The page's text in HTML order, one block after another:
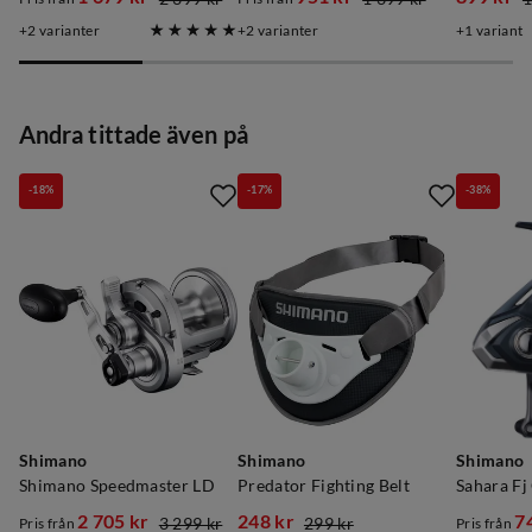
discounted
original
2 varianter
discounted
original
2 varianter
original
1 variant
Andra tittade även på
Shimano
Shimano Speedmaster LD
-18%
Pris från 2 705 kr
3 299 kr
Shimano
Predator Fighting Belt
-17%
248 kr 299 kr
Shimano
Sahara Fj
-38%
Pris från